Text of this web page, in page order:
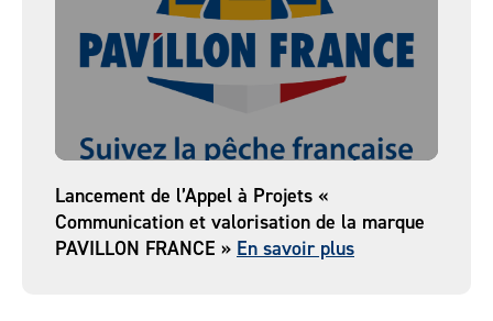
Lancement de l’Appel à Projets «
Communication et valorisation de la marque
PAVILLON FRANCE » En savoir plus